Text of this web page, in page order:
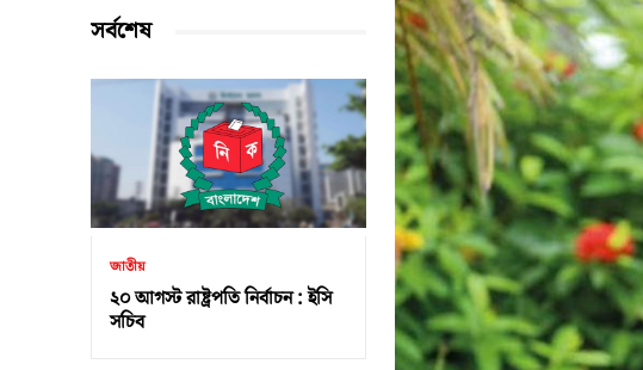
সর্বশেষ
জাতীয়
২০ আগস্ট রাষ্ট্রপতি নির্বাচন : ইসি
সচিব